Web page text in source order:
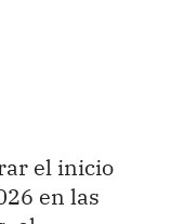
el inicio
en las